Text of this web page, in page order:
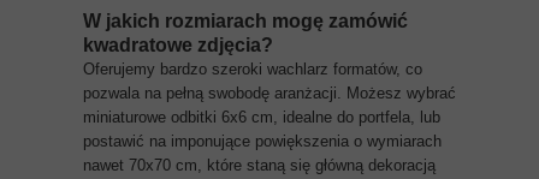
W jakich rozmiarach mogę zamówić
kwadratowe zdjęcia?
Oferujemy bardzo szeroki wachlarz formatów, co
pozwala na pełną swobodę aranżacji. Możesz wybrać
miniaturowe odbitki 6x6 cm, idealne do portfela, lub
postawić na imponujące powiększenia o wymiarach
nawet 70x70 cm, które staną się główną dekoracją